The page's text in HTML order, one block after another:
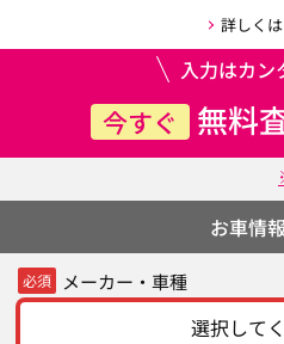
詳しく
入力はカン
今すぐ 無料
お車情
必須 メーカー・車種
選択して